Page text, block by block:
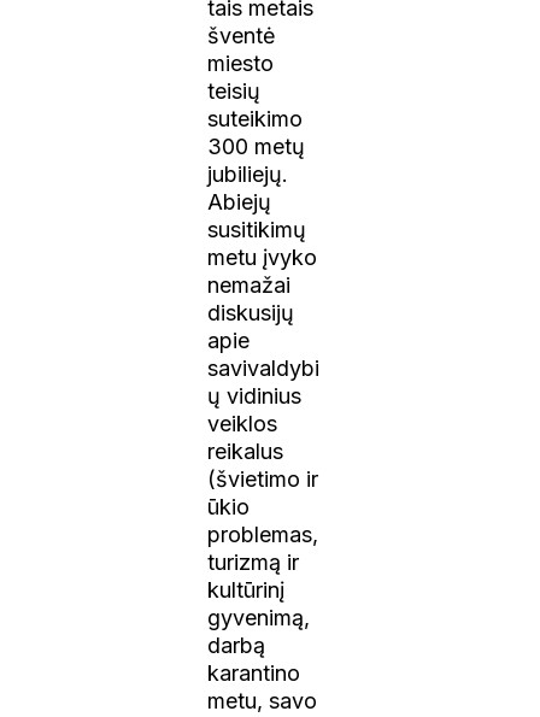
tais metais
šventė
miesto
teisių
suteikimo
300 metų
jubiliejų.
Abiejų
susitikimų
metu įvyko
nemažai
diskusijų
apie
savivaldybi
ų vidinius
veiklos
reikalus
(švietimo ir
ūkio
problemas,
turizmą ir
kultūrinį
gyvenimą,
darbą
karantino
metu, savo